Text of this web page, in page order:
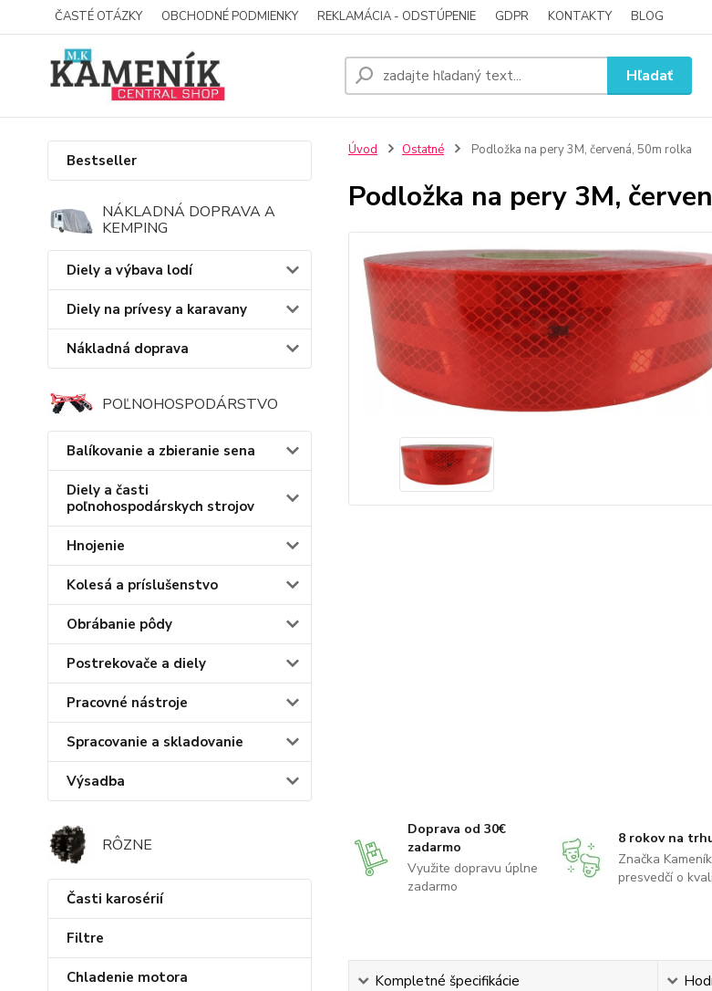
ČASTÉ OTÁZKY OBCHODNÉ PODMIENKY REKLAMÁCIA - ODSTÚPENIE GDPR KONTAKTY BLOG
Hľadať
Bestseller
NÁKLADNÁ DOPRAVA A
KEMPING
Diely a výbava lodí
Diely na prívesy a karavany
Nákladná doprava
POĽNOHOSPODÁRSTVO
Balíkovanie a zbieranie sena
Diely a časti
poľnohospodárskych strojov
Hnojenie
Kolesá a príslušenstvo
Obrábanie pôdy
Postrekovače a diely
Pracovné nástroje
Spracovanie a skladovanie
Výsadba
RÔZNE
Časti karosérií
Filtre
Chladenie motora
Úvod Ostatné Podložka na pery 3M, červená, 50m rolka
Podložka na pery 3M,
Doprava od 30€
zadarmo
Využite dopravu úplne
zadarmo
8 rokov na
Značka
presvedčí o
Kompletné špecifikácie